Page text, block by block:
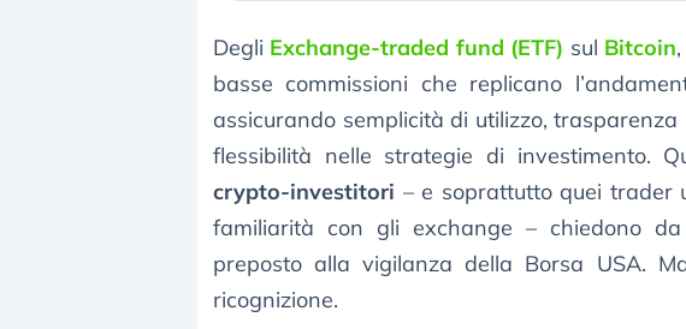
Degli Exchange-traded fund (ETF) sul Bitcoin
basse commissioni che replicano
assicurando semplicità di utilizzo,
flessibilità nelle strategie di investimento.
crypto-investitori – e soprattutto quei trader
familiarità con gli exchange – chiedono
preposto alla vigilanza della Borsa USA.
ricognizione.